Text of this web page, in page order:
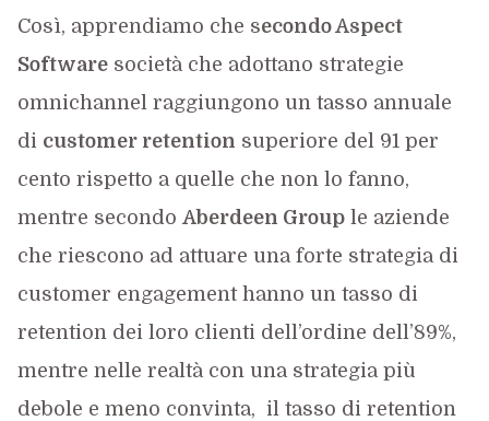
Così, apprendiamo che secondo Aspect
Softwaresocietà che adottano strategie
omnichannel raggiungono un tasso annuale
di customer retention superiore del 91 per
cento rispetto a quelle che non lo fanno,
mentre secondo Aberdeen Grouple aziende
che riescono ad attuare una forte strategia di
customer engagement hanno un tasso di
retention dei loro clienti dell’ordine dell’89%,
mentre nelle realtà con una strategia più
debole e meno convinta, il tasso di retention